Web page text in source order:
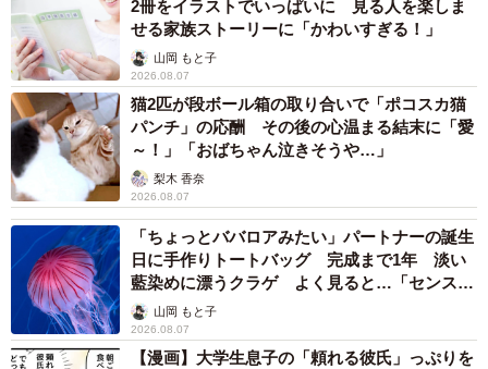
2冊をイラストでいっぱいに 見る人を楽しま
せる家族ストーリーに「かわいすぎる！」
山岡 もと子
2026.08.07
猫2匹が段ボール箱の取り合いで「ポコスカ猫
パンチ」の応酬 その後の心温まる結末に「愛
～！」「おばちゃん泣きそうや…」
梨木 香奈
2026.08.07
「ちょっとババロアみたい」パートナーの誕生
日に手作りトートバッグ 完成まで1年 淡い
藍染めに漂うクラゲ よく見ると…「センスす
ごい」山岡 もと子
2026.08.07
【漫画】大学生息子の「頼れる彼氏」っぷりを